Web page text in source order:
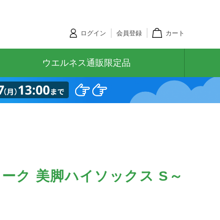
ログイン 会員登録 カート
ウエルネス通販限定品
ーク 美脚ハイソックス S～